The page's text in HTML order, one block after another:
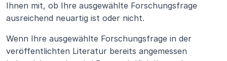
Ihnen mit, ob Ihre ausgewählte Forschungsfrage
ausreichend neuartig ist oder nicht.
Wenn Ihre ausgewählte Forschungsfrage in der
veröffentlichten Literatur bereits angemessen